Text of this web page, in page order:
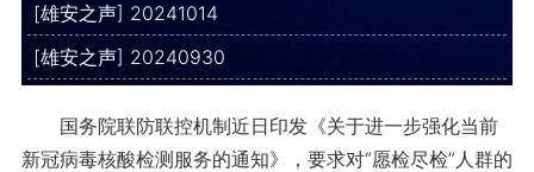
[雄安之声] 20241014
[雄安之声] 20240930
国务院联防联控机制近日印发《关于进一步强化当前
新冠病毒核酸检测服务的通知》，要求对“愿检尽检”人群的